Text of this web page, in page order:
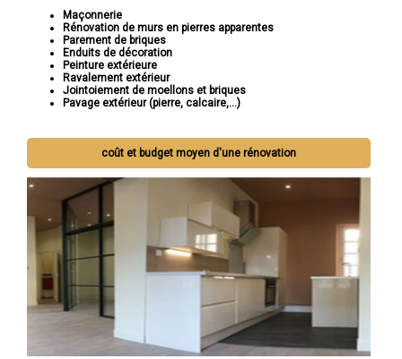
Maçonnerie
Rénovation de murs en pierres apparentes
Parement de briques
Enduits de décoration
Peinture extérieure
Ravalement extérieur
Jointoiement de moellons et briques
Pavage extérieur (pierre, calcaire,...)
coût et budget moyen d'une rénovation